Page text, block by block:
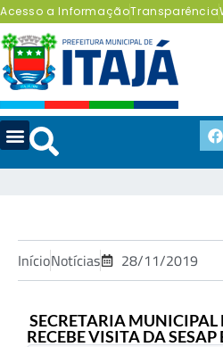
Acesso a InformaçãoTransparência
InícioNotícias 28/11/2019
SECRETARIA MUNICIPAL
RECEBE VISITA DA